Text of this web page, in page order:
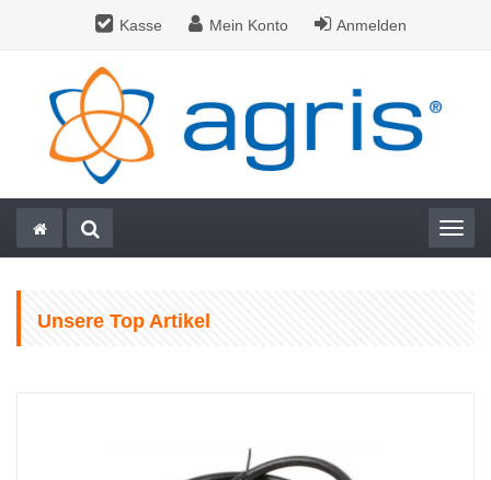
Kasse Mein Konto Anmelden
Unsere Top Artikel